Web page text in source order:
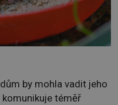
by mohla vadit jeho
téměř